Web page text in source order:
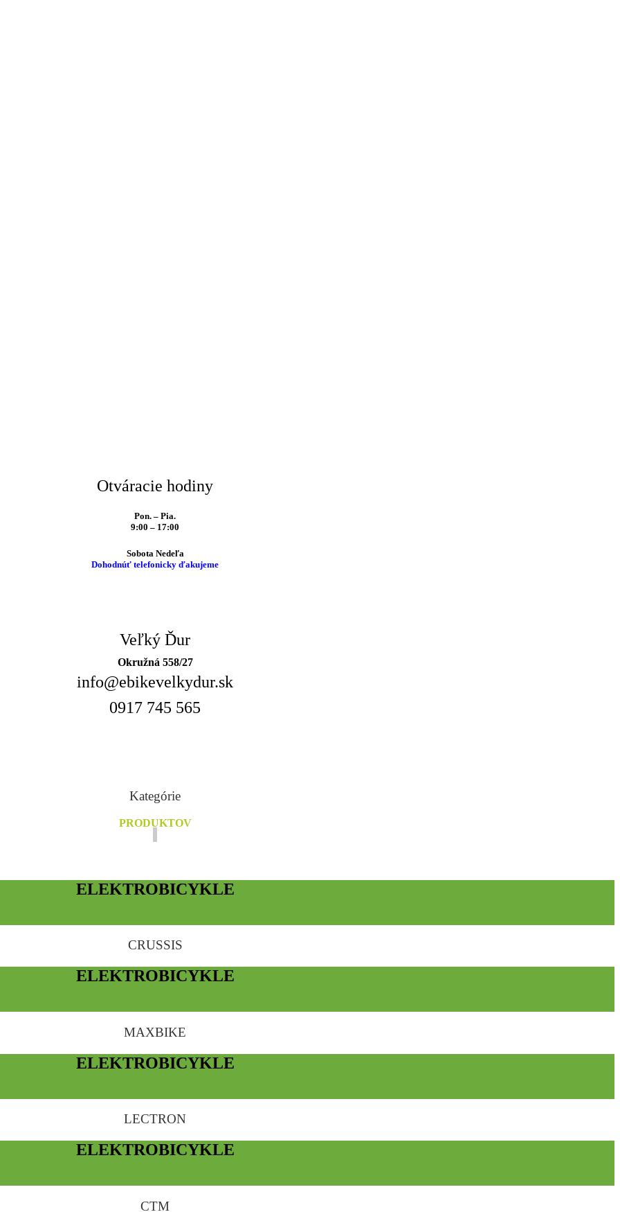
Otváracie hodiny
Pon. – Pia.
9:00 – 17:00
Sobota Nedeľa
Dohodnúť telefonicky ďakujeme
Veľký Ďur
Okružná 558/27
info@ebikevelkydur.sk
0917 745 565
Kategórie
PRODUKTOV
ELEKTROBICYKLE
CRUSSIS
ELEKTROBICYKLE
MAXBIKE
ELEKTROBICYKLE
LECTRON
ELEKTROBICYKLE
CTM